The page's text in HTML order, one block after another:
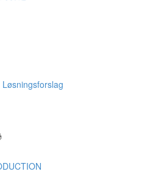
Løsningsforslag